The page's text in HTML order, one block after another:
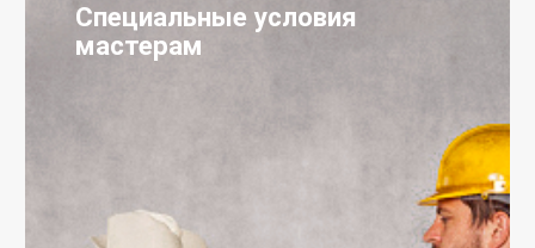
Специальные условия
мастерам